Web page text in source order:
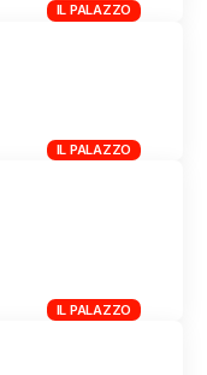
IL PALAZZO
IL PALAZZO
IL PALAZZO